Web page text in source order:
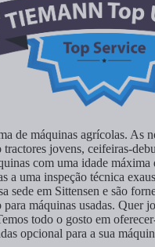
de máquinas agrícolas. As
jovens, ceifeiras-
com uma idade máxima
a uma inspeção técnica
sede em Sittensen e são
máquinas usadas. Quer
todo o gosto em
opcional para a sua